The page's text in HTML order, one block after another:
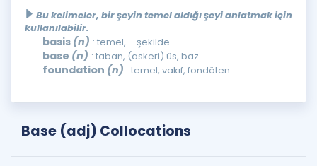
Bu kelimeler, bir şeyin temel aldığı şeyi anlatmak için
kullanılabilir.
basis (n) : temel, ... şekilde
base (n) : taban, (askeri) üs, baz
foundation (n) : temel, vakıf, fondöten
Base (adj) Collocations